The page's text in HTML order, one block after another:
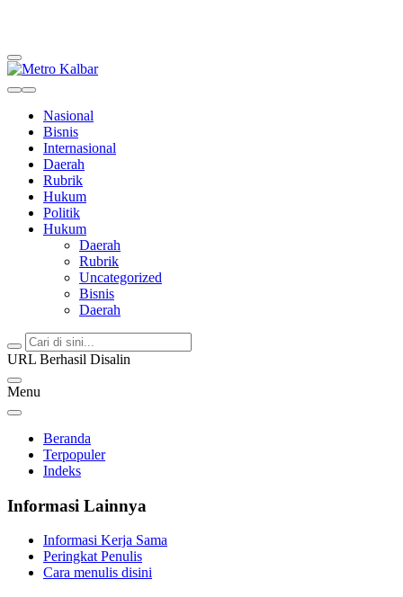
Nasional
Bisnis
Internasional
Daerah
Rubrik
Hukum
Politik
Hukum
Daerah
Rubrik
Uncategorized
Bisnis
Daerah
URL Berhasil Disalin
Menu
Beranda
Terpopuler
Indeks
Informasi Lainnya
Informasi Kerja Sama
Peringkat Penulis
Cara menulis disini